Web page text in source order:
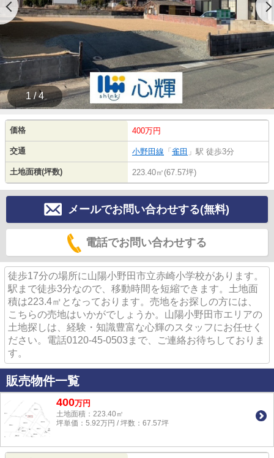
1 / 4
価格 400万円
交通 小野田線 「 雀田 」駅 徒歩3分
土地面積(坪数) 223.40㎡(67.57坪)
メールでお問い合わせする(無料)
電話でお問い合わせする
徒歩17分の場所に山陽小野田市立赤崎小学校があります。
駅まで徒歩3分なので、移動時間を短縮できます。土地面
積は223.4㎡となっております。売地をお探しの方には、
こちらの売地はいかがでしょうか。山陽小野田市エリアの
土地探しは、経験・知識豊富な心輝のスタッフにお任せく
ださい。電話0120-45-0503まで、ご連絡お待ちしておりま
す。
販売物件一覧
400万円
土地面積：223.40㎡
坪単価：5.92万円 / 坪数：67.57坪